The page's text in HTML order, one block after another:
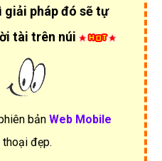
giải pháp đó sẽ tự
tài trên núi
bản Web Mobile
đẹp.